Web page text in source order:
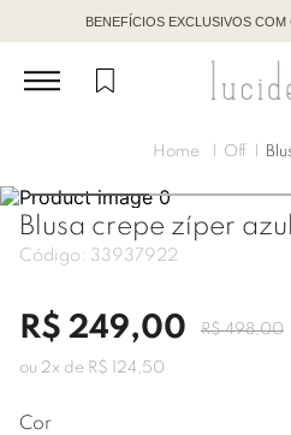
BENEFÍCIOS EXCLUSIVOS
Off
Blusa crepe zíper
Código: 33937922
R$ 249,00 R$ 498,00
ou 2x de R$ 124 ,50
Cor